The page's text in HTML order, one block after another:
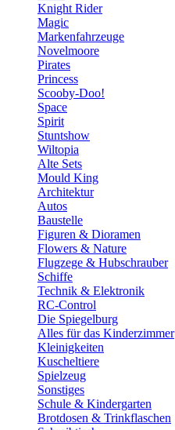
Knight Rider
Magic
Markenfahrzeuge
Novelmoore
Pirates
Princess
Scooby-Doo!
Space
Spirit
Stuntshow
Wiltopia
Alte Sets
Mould King
Architektur
Autos
Baustelle
Figuren & Dioramen
Flowers & Nature
Flugzege & Hubschrauber
Schiffe
Technik & Elektronik
RC-Control
Die Spiegelburg
Alles für das Kinderzimmer
Kleinigkeiten
Kuscheltiere
Spielzeug
Sonstiges
Schule & Kindergarten
Brotdosen & Trinkflaschen